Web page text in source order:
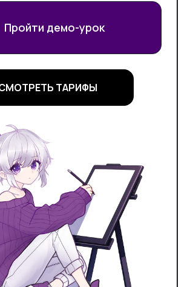
Пройти демо-урок
ТАРИФЫ